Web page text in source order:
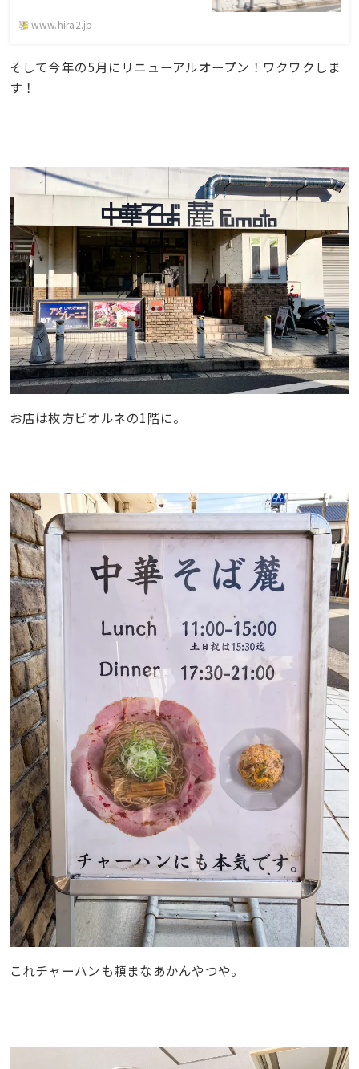
www.hira2.jp
そして今年の5月にリニューアルオープン！ワクワクしま
す！
お店は枚方ビオルネの1階に。
これチャーハンも頼まなあかんやつや。